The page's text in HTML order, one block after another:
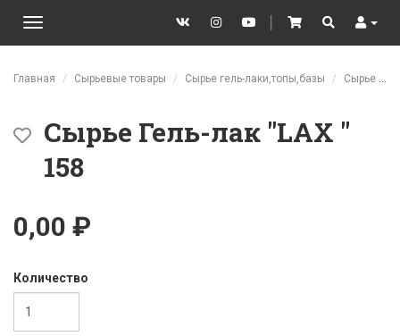
InstagramYouTubeCart SearchUser
Toggle
navigation
Главная Сырьевые товары Сырье гель-лаки,топы,базы Сырье LAX
Сырье Гель-лак "LAX "
158
0,00 ₽
Количество